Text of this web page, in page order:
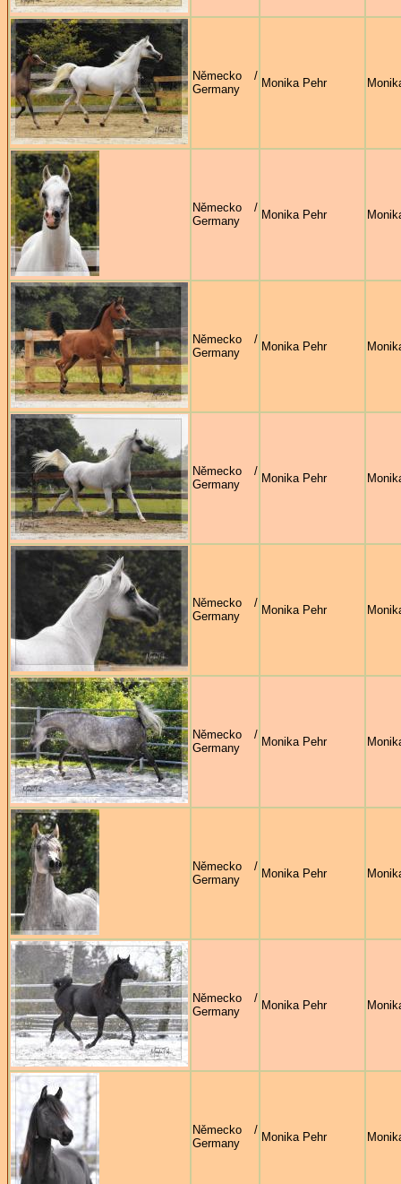
Německo /
Germany
Monika Pehr
Německo /
Germany
Monika Pehr
Německo /
Germany
Monika Pehr
Německo /
Germany
Monika Pehr
Německo /
Germany
Monika Pehr
Německo /
Germany
Monika Pehr
Německo /
Germany
Monika Pehr
Německo /
Germany
Monika Pehr
Německo /
Germany
Monika Pehr